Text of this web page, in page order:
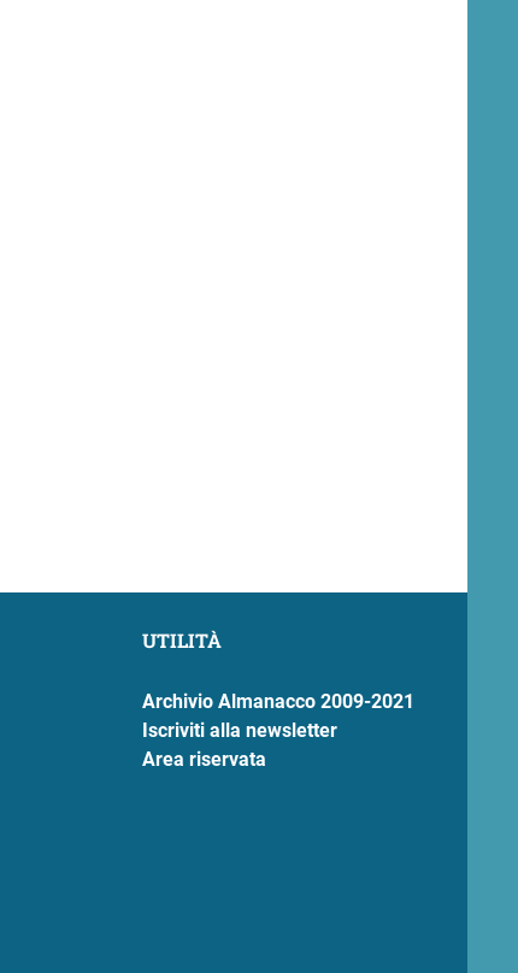
UTILITÀ
Archivio Almanacco 2009-2021
Iscriviti alla newsletter
Area riservata